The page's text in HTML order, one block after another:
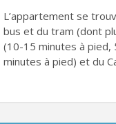
L’appartement se
bus et du tram (dont
(10-15 minutes à pied,
minutes à pied) et du